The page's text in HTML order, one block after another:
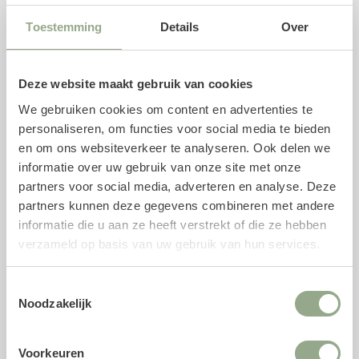
Toestemming Details Over
Deze website maakt gebruik van cookies
We gebruiken cookies om content en advertenties te
personaliseren, om functies voor social media te bieden
en om ons websiteverkeer te analyseren. Ook delen we
informatie over uw gebruik van onze site met onze
partners voor social media, adverteren en analyse. Deze
partners kunnen deze gegevens combineren met andere
informatie die u aan ze heeft verstrekt of die ze hebben
verzameld op basis van uw gebruik van hun services.
Noodzakelijk
Voorkeuren
Soort: Kentia Palm
Pot hoogte: 14 cm
Kleur: Groen
Combineer met een plantenpot
Deze kunstplant wordt geleverd inclusief een plastic
binnenpot. We adviseren om de kunstplant in één van de
buitenpotten te plaatsen, welke wij speciaal voor deze
kunstplant als bijpassend product hebben geselecteerd.
gebruik worden gemaakt van een piepschuim mal, maar